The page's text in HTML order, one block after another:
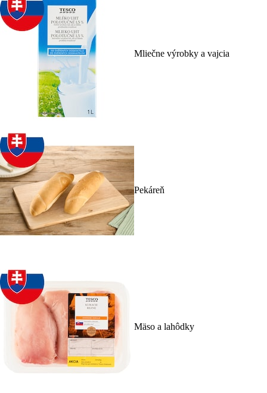
Mliečne výrobky a vajcia
Pekáreň
Mäso a lahôdky